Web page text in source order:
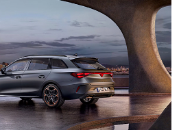
Tilbehør
Reservedele
Nyheder